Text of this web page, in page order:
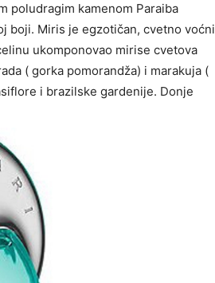
poludragim kamenom Paraiba
boji. Miris je egzotičan, cvetno voćni
ukomponovao mirise cvetova
( gorka pomorandža) i marakuja (
i brazilske gardenije. Donje